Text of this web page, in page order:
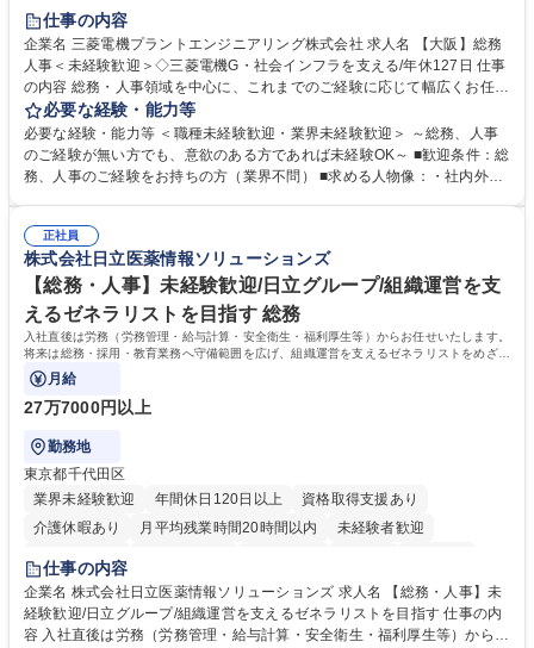
退職金あり
駅近5分以内
土日祝休み 服装自由 寮・社宅あり 食事補助あり
仕事の内容
企業名 三菱電機プラントエンジニアリング株式会社 求人名 【大阪】総務
人事＜未経験歓迎＞◇三菱電機G・社会インフラを支える/年休127日 仕事
の内容 総務・人事領域を中心に、これまでのご経験に応じて幅広くお任せ
します。 ＜具体的には＞ ・総務/人事労務（給与・社保・勤怠管理など）
・採用・教育研修 ・福利厚生運用 など ※基本的には事務所勤務ですが、
採用や教育等の業務内容により、関西圏以外への日帰り・宿泊を伴う国内
出張もございます。 ※担当業務を持ちつつ、お互いに助け合いながら、総
必要な経験・能力等
必要な経験・能力等 ＜職種未経験歓迎・業界未経験歓迎＞ ～総務、人事
のご経験が無い方でも、意欲のある方であれば未経験OK～ ■歓迎条件：総
務、人事のご経験をお持ちの方（業界不問） ■求める人物像：・社内外の
正社員
株式会社日立医薬情報ソリューションズ
【総務・人事】未経験歓迎/日立グループ/組織運営を支
えるゼネラリストを目指す 総務
入社直後は労務（労務管理・給与計算・安全衛生・福利厚生等）からお任せいたします。
将来は総務・採用・教育業務へ守備範囲を広げ、組織運営を支えるゼネラリストをめざせ
ます。
月給
27万7000円以上
勤務地
東京都千代田区
業界未経験歓迎
年間休日120日以上
資格取得支援あり
介護休暇あり
月平均残業時間20時間以内
未経験者歓迎
住宅手当あり
育休あり
完全週休2日制 交通費支給 土日祝休み 寮・社宅あり
仕事の内容
企業名 株式会社日立医薬情報ソリューションズ 求人名 【総務・人事】未
経験歓迎/日立グループ/組織運営を支えるゼネラリストを目指す 仕事の内
容 入社直後は労務（労務管理・給与計算・安全衛生・福利厚生等）からお